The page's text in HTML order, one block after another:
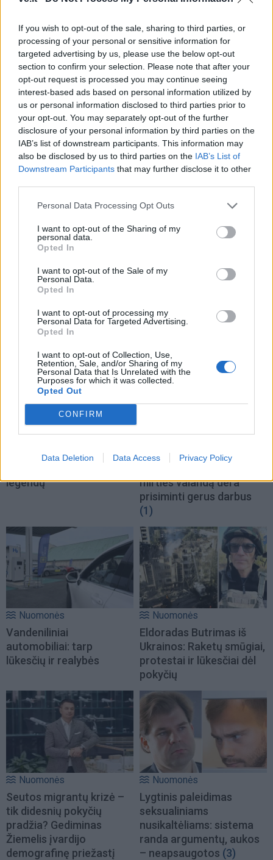
If you wish to opt-out of the sale, sharing to third parties, or
processing of your personal or sensitive information for
targeted advertising by us, please use the below opt-out
section to confirm your selection. Please note that after your
opt-out request is processed you may continue seeing
interest-based ads based on personal information utilized by
us or personal information disclosed to third parties prior to
your opt-out. You may separately opt-out of the further
disclosure of your personal information by third parties on the
IAB’s list of downstream participants. This information may
also be disclosed by us to third parties on the IAB’s List of
Downstream Participants that may further disclose it to other
Personal Data Processing Opt Outs
I want to opt-out of the Sharing of my
personal data.
Opted In
I want to opt-out of the Sale of my
Personal Data.
Opted In
I want to opt-out of processing my
Personal Data for Targeted Advertising.
Opted In
I want to opt-out of Collection, Use,
Retention, Sale, and/or Sharing of my
Personal Data that Is Unrelated with the
Purposes for which it was collected.
Opted Out
CONFIRM
Data Deletion Data Access Privacy Policy
Sutinku sutaisyklėmis
This site is protected by
reCAPTCHA and the Google
Privacy PolicyandTerms of
Serviceapply.
TAIP PAT SKAITYKITE
Nuomonės
neįkūrė? Istoriko teiginiai
legendų
Kazimierą Danutę
mirties valandą dera
prisiminti gerus darbus
(1)
Nuomonės
Vandeniliniai
automobiliai: tarp
lūkesčių ir realybės
Nuomonės
Eldoradas Butrimas iš
Ukrainos: Raketų smūgiai,
protestai ir lūkesčiai dėl
pokyčių
Nuomonės
Seutos migrantų krizė –
tik didesnių pokyčių
pradžia? Gediminas
Žiemelis įvardijo
demografinę priežastį
Nuomonės
Lygtinis paleidimas
seksualiniams
nusikaltėliams: sistema
randa argumentų, aukos
– neapsaugotos (3)